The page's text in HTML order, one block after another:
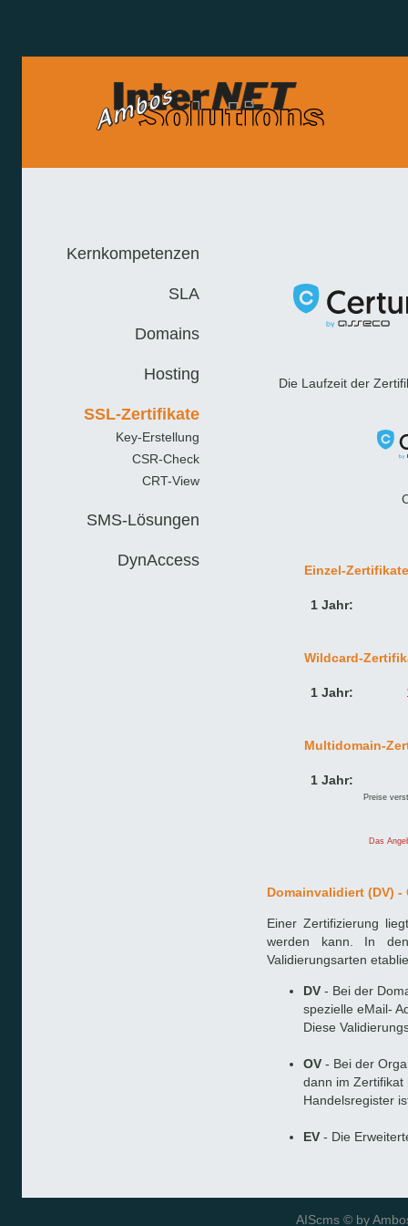
Kernkompetenzen
SLA
Domains
Hosting
SSL-Zertifikate
Key-Erstellung
CSR-Check
CRT-View
SMS-Lösungen
DynAccess
Die Laufzeit der
Einzel-Zertifikate
1 Jahr:
Wildcard-
1 Jahr:
Multidomain-
1 Jahr:
Preise
Das
Domainvalidiert (DV)
Einer Zertifizierung
werden kann. In
Validierungsarten
DV - Bei der
spezielle eMail-
Diese
OV - Bei der
dann im Zertifikat
Handelsregister
EV - Die
AIScms © by